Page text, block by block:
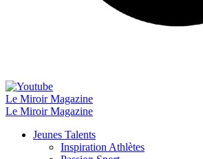
Le Miroir Magazine
Le Miroir Magazine
Jeunes Talents
Inspiration Athlètes